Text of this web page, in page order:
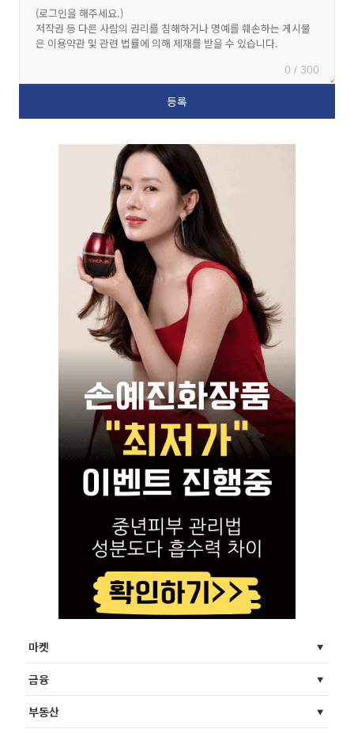
0 / 300
마켓
금융
부동산